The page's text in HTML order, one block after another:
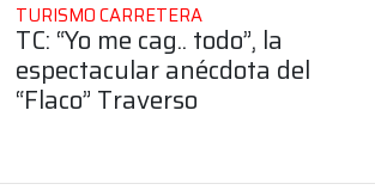
TURISMO CARRETERA
TC: “Yo me cag.. todo”, la
espectacular anécdota del
“Flaco” Traverso